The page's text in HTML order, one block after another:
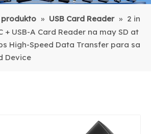
produkto » USB Card Reader » 2 in
+ USB-A Card Reader na may SD at
High-Speed ​​Data Transfer para sa
Device